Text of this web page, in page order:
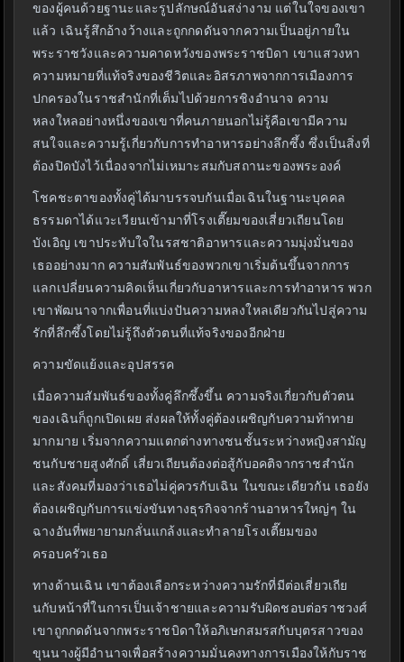
ของผู้คนด้วยฐานะและรูปลักษณ์อันสง่างาม แต่ในใจของเขา
แล้ว เฉินรู้สึกอ้างว้างและถูกกดดันจากความเป็นอยู่ภายใน
พระราชวังและความคาดหวังของพระราชบิดา เขาแสวงหา
ความหมายที่แท้จริงของชีวิตและอิสรภาพจากการเมืองการ
ปกครองในราชสำนักที่เต็มไปด้วยการชิงอำนาจ ความ
หลงใหลอย่างหนึ่งของเขาที่คนภายนอกไม่รู้คือเขามีความ
สนใจและความรู้เกี่ยวกับการทำอาหารอย่างลึกซึ้ง ซึ่งเป็นสิ่งที่
ต้องปิดบังไว้เนื่องจากไม่เหมาะสมกับสถานะของพระองค์
โชคชะตาของทั้งคู่ได้มาบรรจบกันเมื่อเฉินในฐานะบุคคล
ธรรมดาได้แวะเวียนเข้ามาที่โรงเตี๊ยมของเสี่ยวเถียนโดย
บังเอิญ เขาประทับใจในรสชาติอาหารและความมุ่งมั่นของ
เธออย่างมาก ความสัมพันธ์ของพวกเขาเริ่มต้นขึ้นจากการ
แลกเปลี่ยนความคิดเห็นเกี่ยวกับอาหารและการทำอาหาร พวก
เขาพัฒนาจากเพื่อนที่แบ่งปันความหลงใหลเดียวกันไปสู่ความ
รักที่ลึกซึ้งโดยไม่รู้ถึงตัวตนที่แท้จริงของอีกฝ่าย
ความขัดแย้งและอุปสรรค
เมื่อความสัมพันธ์ของทั้งคู่ลึกซึ้งขึ้น ความจริงเกี่ยวกับตัวตน
ของเฉินก็ถูกเปิดเผย ส่งผลให้ทั้งคู่ต้องเผชิญกับความท้าทาย
มากมาย เริ่มจากความแตกต่างทางชนชั้นระหว่างหญิงสามัญ
ชนกับชายสูงศักดิ์ เสี่ยวเถียนต้องต่อสู้กับอคติจากราชสำนัก
และสังคมที่มองว่าเธอไม่คู่ควรกับเฉิน ในขณะเดียวกัน เธอยัง
ต้องเผชิญกับการแข่งขันทางธุรกิจจากร้านอาหารใหญ่ๆ ใน
ฉางอันที่พยายามกลั่นแกล้งและทำลายโรงเตี๊ยมของ
ครอบครัวเธอ
ทางด้านเฉิน เขาต้องเลือกระหว่างความรักที่มีต่อเสี่ยวเถีย
นกับหน้าที่ในการเป็นเจ้าชายและความรับผิดชอบต่อราชวงศ์
เขาถูกกดดันจากพระราชบิดาให้อภิเษกสมรสกับบุตรสาวของ
ขุนนางผู้มีอำนาจเพื่อสร้างความมั่นคงทางการเมืองให้กับราช